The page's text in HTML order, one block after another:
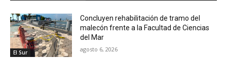
El Sur
Concluyen rehabilitación de tramo del
malecón frente a la Facultad de Ciencias
del Mar
agosto 6, 2026